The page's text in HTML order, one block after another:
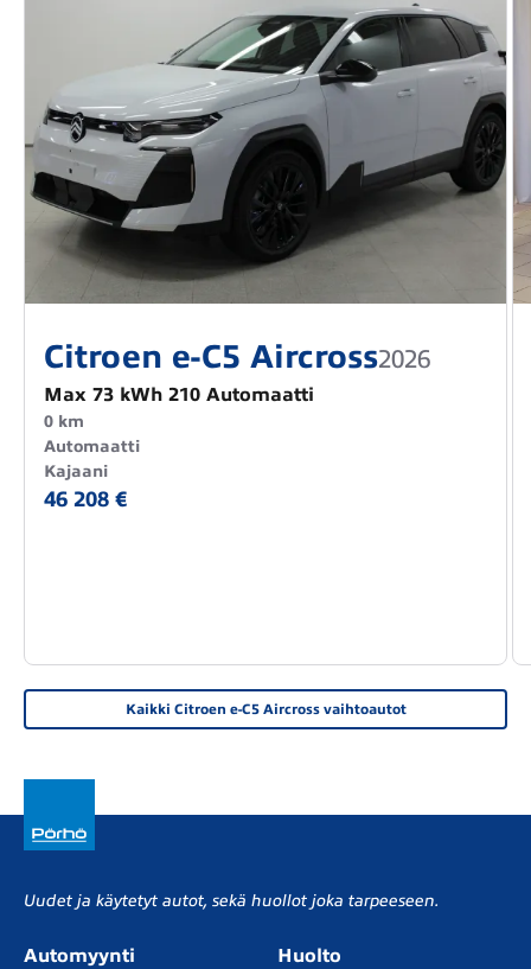
Citroen e-C5 Aircross2026
Max 73 kWh 210 Automaatti
0 km
Automaatti
Kajaani
46 208 €
Kaikki Citroen e-C5 Aircross vaihtoautot
Uudet ja käytetyt autot, sekä huollot joka tarpeeseen.
Automyynti Huolto